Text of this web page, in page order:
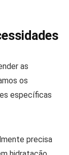
as
os
específicas
precisa